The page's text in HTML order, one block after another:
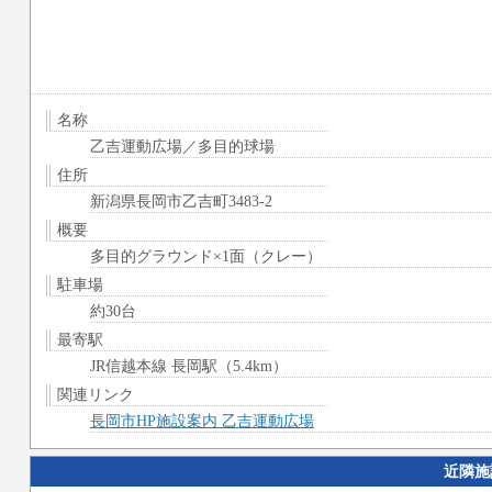
名称
乙吉運動広場／多目的球場
住所
新潟県長岡市乙吉町3483-2
概要
多目的グラウンド×1面（クレー）
駐車場
約30台
最寄駅
JR信越本線 長岡駅（5.4km）
関連リンク
長岡市HP施設案内 乙吉運動広場
近隣